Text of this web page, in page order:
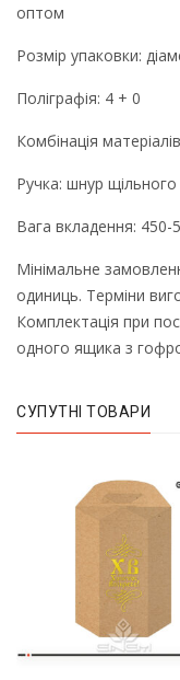
оптом
Розмір упаковки:
Поліграфія: 4 + 0
Комбінація
Ручка: шнур щільного
Вага вкладення: 450-
Мінімальне
одиниць. Терміни
Комплектація при
одного ящика з
СУПУТНІ ТОВАРИ